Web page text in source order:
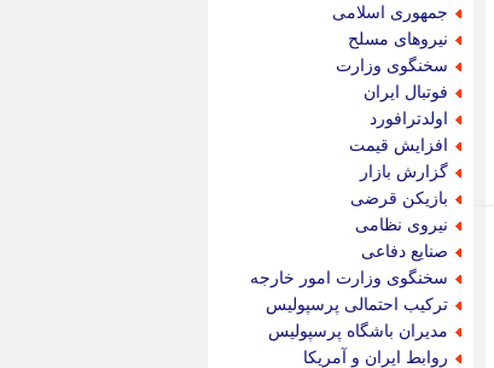
جمهوری اسلامی
نیروهای مسلح
سخنگوی وزارت
فوتبال ایران
اولدترافورد
افزایش قیمت
گزارش بازار
بازیکن قرضی
نیروی نظامی
صنایع دفاعی
سخنگوی وزارت امور خارجه
ترکیب احتمالی پرسپولیس
مدیران باشگاه پرسپولیس
روابط ایران و آمریکا